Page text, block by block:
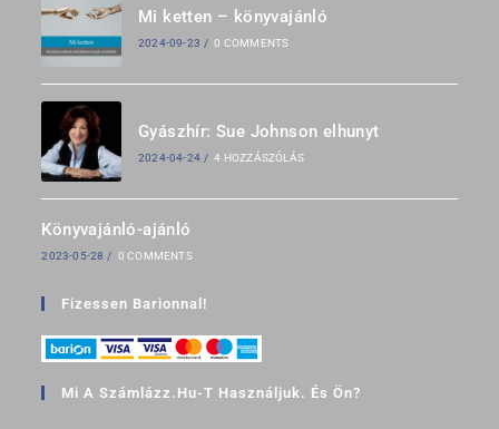
Mi ketten – könyvajánló
2024-09-23 / 0 COMMENTS
Gyászhír: Sue Johnson elhunyt
2024-04-24 / 4 HOZZÁSZÓLÁS
Könyvajánló-ajánló
2023-05-28 / 0 COMMENTS
Fizessen Barionnal!
Mi A Számlázz.hu-T Használjuk. És Ön?